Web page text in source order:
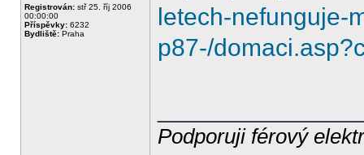
Registrován: stř 25. říj 2006
00:00:00
Příspěvky: 6232
Bydliště: Praha
letech-nefunguje-
p87-/
Podporuji férový